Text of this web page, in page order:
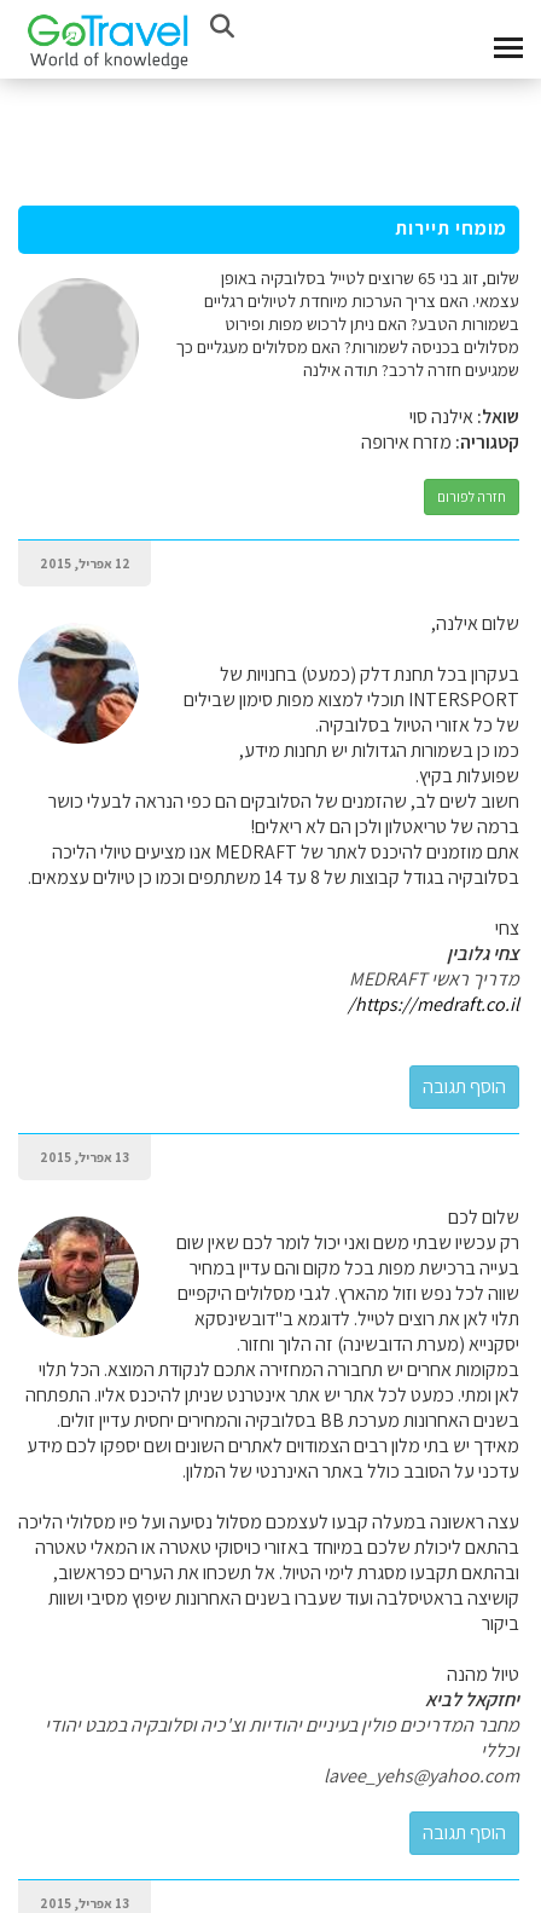
מומחי תיירות
שלום, זוג בני 65 שרוצים לטייל בסלובקיה באופן
עצמאי. האם צריך הערכות מיוחדת לטיולים רגליים
בשמורות הטבע? האם ניתן לרכוש מפות ופירוט
מסלולים בכניסה לשמורות? האם מסלולים מעגליים כך
שמגיעים חזרה לרכב? תודה אילנה
שואל:אילנה סוי
קטגוריה: מזרח אירופה
חזרה לפורום
12 אפריל, 2015
שלום אילנה,
בעקרון בכל תחנת דלק (כמעט) בחנויות של
INTERSPORT תוכלי למצוא מפות סימון שבילים
של כל אזורי הטיול בסלובקיה.
כמו כן בשמורות הגדולות יש תחנות מידע,
שפועלות בקיץ.
חשוב לשים לב, שהזמנים של הסלובקים הם כפי הנראה לבעלי כושר
ברמה של טריאטלון ולכן הם לא ריאלים!
אתם מוזמנים להיכנס לאתר של MEDRAFT אנו מציעים טיולי הליכה
בסלובקיה בגודל קבוצות של 8 עד 14 משתתפים וכמו כן טיולים עצמאים.
צחי
צחי גלובין
מדריך ראשי MEDRAFT
https://medraft.co.il/
13 אפריל, 2015
שלום לכם
רק עכשיו שבתי משם ואני יכול לומר לכם שאין שום
בעייה ברכישת מפות בכל מקום והם עדיין במחיר
שווה לכל נפש וזול מהארץ. לגבי מסלולים היקפיים
תלוי לאן את רוצים לטייל. לדוגמא ב"דובשינסקא
יסקנייא (מערת הדובשינה) זה הלוך וחזור.
במקומות אחרים יש תחבורה המחזירה אתכם לנקודת המוצא. הכל תלוי
לאן ומתי. כמעט לכל אתר יש אתר אינטרנט שניתן להיכנס אליו. התפתחה
בשנים האחרונות מערכת BB בסלובקיה והמחירים יחסית עדיין זולים.
מאידך יש בתי מלון רבים הצמודוים לאתרים השונים ושם יספקו לכם מידע
עדכני על הסובב כולל באתר האינרנטי של המלון.
עצה ראשונה במעלה קבעו לעצמכם מסלול נסיעה ועל פיו מסלולי הליכה
בהתאם ליכולת שלכם במיוחד באזורי כויסוקי טאטרה או המאלי טאטרה
ובהתאם תקבעו מסגרת לימי הטיול. אל תשכחו את הערים כפראשוב,
קושיצה בראטיסלבה ועוד שעברו בשנים האחרונות שיפוץ מסיבי ושוות
ביקור
טיול מהנה
יחזקאל לביא
מחבר המדריכים פולין בעיניים יהודיות וצ'כיה וסלובקיה במבט יהודי
וכללי
lavee_yehs@yahoo.com
13 אפריל, 2015